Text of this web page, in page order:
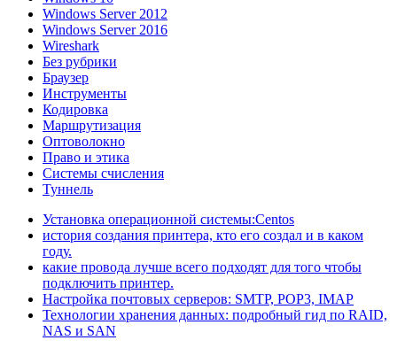
Windows Server 2012
Windows Server 2016
Wireshark
Без рубрики
Браузер
Инструменты
Кодировка
Маршрутизация
Оптоволокно
Право и этика
Системы счисления
Туннель
Установка операционной системы:Centos
история создания принтера, кто его создал и в каком
году.
какие провода лучше всего подходят для того чтобы
подключить принтер.
Настройка почтовых серверов: SMTP, POP3, IMAP
Технологии хранения данных: подробный гид по RAID,
NAS и SAN